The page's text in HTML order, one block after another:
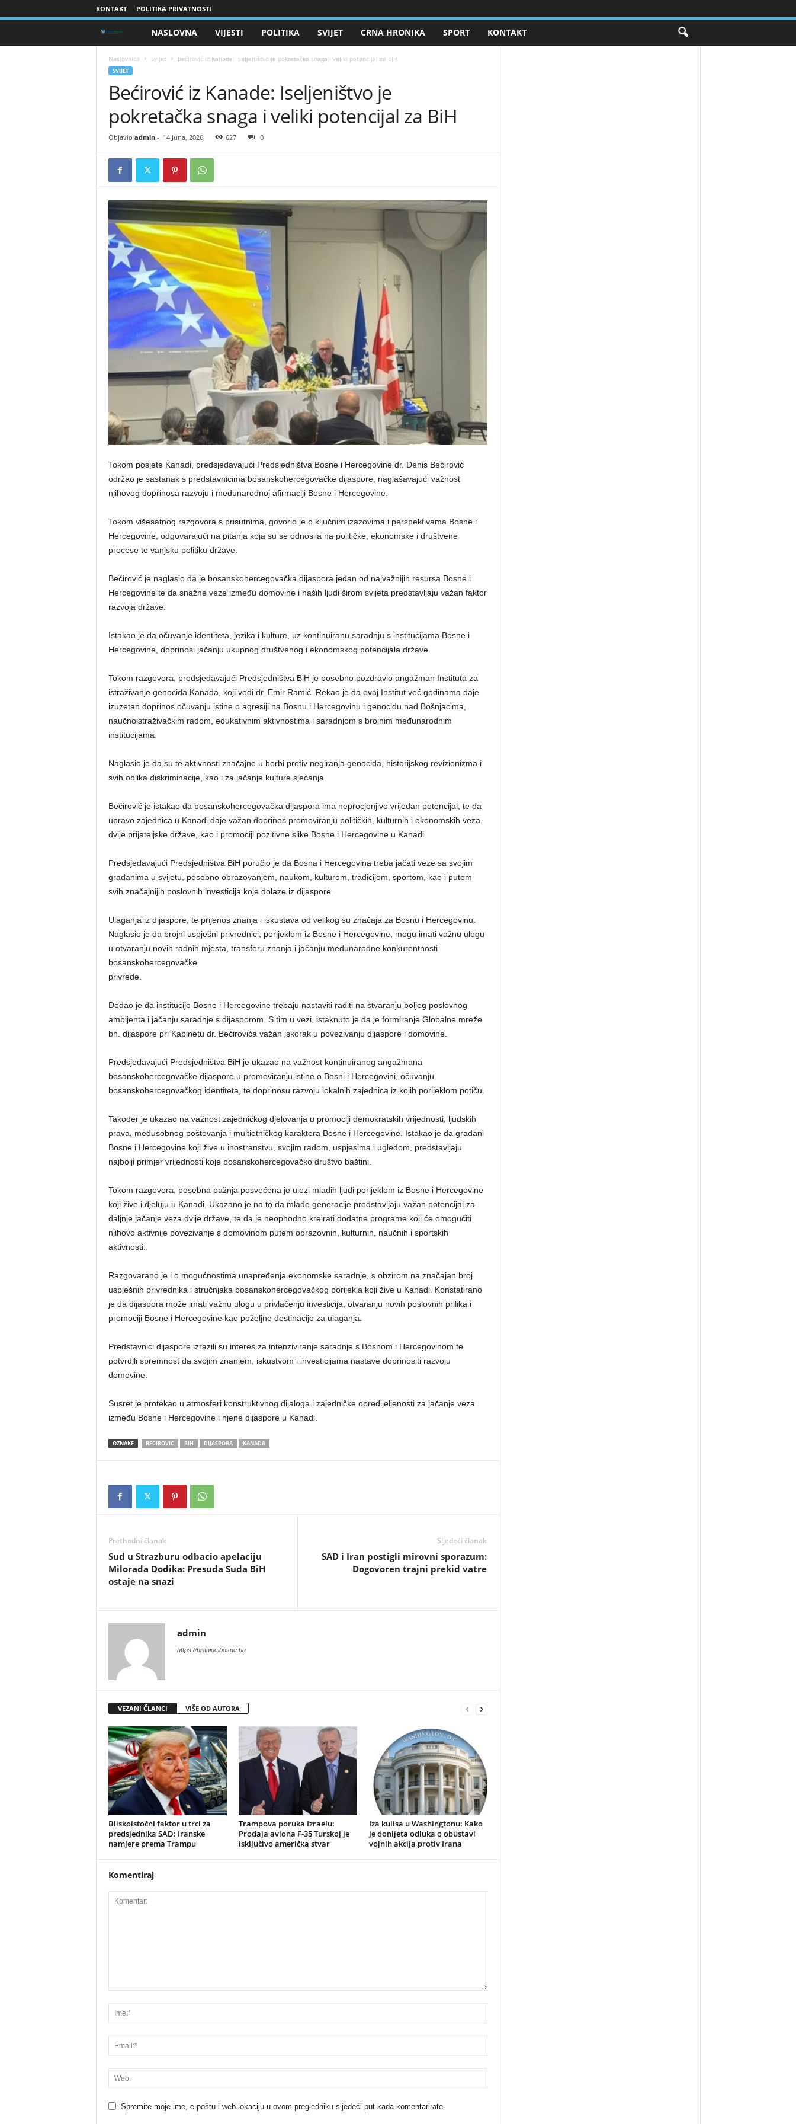
KONTAKT POLITIKA PRIVATNOSTI
a
i
c
o
s
n
e
NASLOVNA VIJESTI POLITIKA SVIJET CRNA HRONIKA SPORT KONTAKT
Naslovnica Svijet ​Bećirović iz Kanade: Iseljeništvo je pokretačka snaga i veliki potencijal za BiH
SVIJET
​Bećirović iz Kanade: Iseljeništvo je
pokretačka snaga i veliki potencijal za BiH
Objavio admin- 14 Juna, 2026 627 0
Tokom posjete Kanadi, predsjedavajući Predsjedništva Bosne i Hercegovine dr. Denis Bećirović
održao je sastanak s predstavnicima bosanskohercegovačke dijaspore, naglašavajući važnost
njihovog doprinosa razvoju i međunarodnoj afirmaciji Bosne i Hercegovine.
Tokom višesatnog razgovora s prisutnima, govorio je o ključnim izazovima i perspektivama Bosne i
Hercegovine, odgovarajući na pitanja koja su se odnosila na političke, ekonomske i društvene
procese te vanjsku politiku države.
Bećirović je naglasio da je bosanskohercegovačka dijaspora jedan od najvažnijih resursa Bosne i
Hercegovine te da snažne veze između domovine i naših ljudi širom svijeta predstavljaju važan faktor
razvoja države.
Istakao je da očuvanje identiteta, jezika i kulture, uz kontinuiranu saradnju s institucijama Bosne i
Hercegovine, doprinosi jačanju ukupnog društvenog i ekonomskog potencijala države.
Tokom razgovora, predsjedavajući Predsjedništva BiH je posebno pozdravio angažman Instituta za
istraživanje genocida Kanada, koji vodi dr. Emir Ramić. Rekao je da ovaj Institut već godinama daje
izuzetan doprinos očuvanju istine o agresiji na Bosnu i Hercegovinu i genocidu nad Bošnjacima,
naučnoistraživačkim radom, edukativnim aktivnostima i saradnjom s brojnim međunarodnim
institucijama.
Naglasio je da su te aktivnosti značajne u borbi protiv negiranja genocida, historijskog revizionizma i
svih oblika diskriminacije, kao i za jačanje kulture sjećanja.
Bećirović je istakao da bosanskohercegovačka dijaspora ima neprocjenjivo vrijedan potencijal, te da
upravo zajednica u Kanadi daje važan doprinos promoviranju političkih, kulturnih i ekonomskih veza
dvije prijateljske države, kao i promociji pozitivne slike Bosne i Hercegovine u Kanadi.
Predsjedavajući Predsjedništva BiH poručio je da Bosna i Hercegovina treba jačati veze sa svojim
građanima u svijetu, posebno obrazovanjem, naukom, kulturom, tradicijom, sportom, kao i putem
svih značajnijih poslovnih investicija koje dolaze iz dijaspore.
Ulaganja iz dijaspore, te prijenos znanja i iskustava od velikog su značaja za Bosnu i Hercegovinu.
Naglasio je da brojni uspješni privrednici, porijeklom iz Bosne i Hercegovine, mogu imati važnu ulogu
u otvaranju novih radnih mjesta, transferu znanja i jačanju međunarodne konkurentnosti
bosanskohercegovačke
privrede.
Dodao je da institucije Bosne i Hercegovine trebaju nastaviti raditi na stvaranju boljeg poslovnog
ambijenta i jačanju saradnje s dijasporom. S tim u vezi, istaknuto je da je formiranje Globalne mreže
bh. dijaspore pri Kabinetu dr. Bećirovića važan iskorak u povezivanju dijaspore i domovine.
Predsjedavajući Predsjedništva BiH je ukazao na važnost kontinuiranog angažmana
bosanskohercegovačke dijaspore u promoviranju istine o Bosni i Hercegovini, očuvanju
bosanskohercegovačkog identiteta, te doprinosu razvoju lokalnih zajednica iz kojih porijeklom potiču.
Također je ukazao na važnost zajedničkog djelovanja u promociji demokratskih vrijednosti, ljudskih
prava, međusobnog poštovanja i multietničkog karaktera Bosne i Hercegovine. Istakao je da građani
Bosne i Hercegovine koji žive u inostranstvu, svojim radom, uspjesima i ugledom, predstavljaju
najbolji primjer vrijednosti koje bosanskohercegovačko društvo baštini.
Tokom razgovora, posebna pažnja posvećena je ulozi mladih ljudi porijeklom iz Bosne i Hercegovine
koji žive i djeluju u Kanadi. Ukazano je na to da mlade generacije predstavljaju važan potencijal za
daljnje jačanje veza dvije države, te da je neophodno kreirati dodatne programe koji će omogućiti
njihovo aktivnije povezivanje s domovinom putem obrazovnih, kulturnih, naučnih i sportskih
aktivnosti.
Razgovarano je i o mogućnostima unapređenja ekonomske saradnje, s obzirom na značajan broj
uspješnih privrednika i stručnjaka bosanskohercegovačkog porijekla koji žive u Kanadi. Konstatirano
je da dijaspora može imati važnu ulogu u privlačenju investicija, otvaranju novih poslovnih prilika i
promociji Bosne i Hercegovine kao poželjne destinacije za ulaganja.
Predstavnici dijaspore izrazili su interes za intenziviranje saradnje s Bosnom i Hercegovinom te
potvrdili spremnost da svojim znanjem, iskustvom i investicijama nastave doprinositi razvoju
domovine.
Susret je protekao u atmosferi konstruktivnog dijaloga i zajedničke opredijeljenosti za jačanje veza
između Bosne i Hercegovine i njene dijaspore u Kanadi.
OZNAKE BECIROVIC BIH DIJASPORA KANADA
Prethodni članak
Sud u Strazburu odbacio apelaciju
Milorada Dodika: Presuda Suda BiH
ostaje na snazi
Sljedeći članak
SAD i Iran postigli mirovni sporazum:
Dogovoren trajni prekid vatre
admin
https://braniocibosne.ba
VEZANI ČLANCI VIŠE OD AUTORA
​Bliskoistočni faktor u trci za
predsjednika SAD: Iranske
namjere prema Trampu
Trampova poruka Izraelu:
Prodaja aviona F-35 Turskoj je
isključivo američka stvar
​Iza kulisa u Washingtonu: Kako
je donijeta odluka o obustavi
vojnih akcija protiv Irana
Komentiraj
Spremite moje ime, e-poštu i web-lokaciju u ovom pregledniku sljedeći put kada komentarirate.